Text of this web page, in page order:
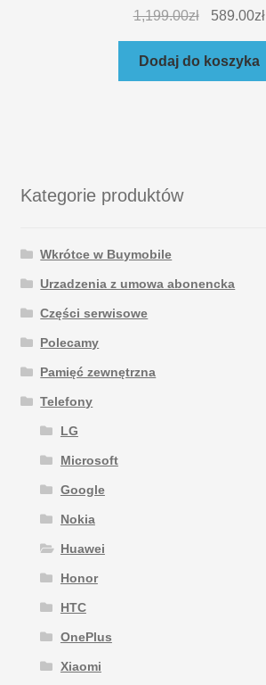
1,199.00zł 589.00zł
Dodaj do koszyka
Kategorie produktów
Wkrótce w Buymobile
Urzadzenia z umowa abonencka
Części serwisowe
Polecamy
Pamięć zewnętrzna
Telefony
LG
Microsoft
Google
Nokia
Huawei
Honor
HTC
OnePlus
Xiaomi